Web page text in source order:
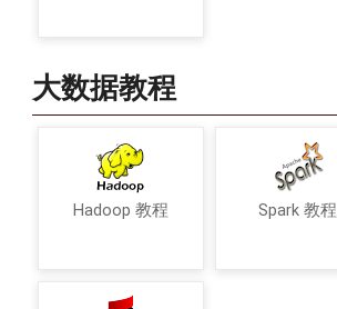
大数据教程
Hadoop 教程 Spark 教程